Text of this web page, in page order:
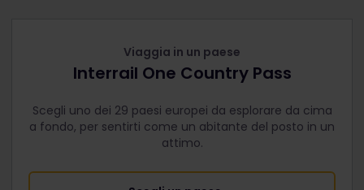
Viaggia in un paese
Interrail One Country Pass
Scegli uno dei 29 paesi europei da esplorare da cima
a fondo, per sentirti come un abitante del posto in un
attimo.